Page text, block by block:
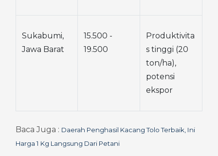
Sukabumi,
Jawa Barat
15.500 -
19.500
Produktivita
s tinggi (20
ton/ha),
potensi
ekspor
Baca Juga : Daerah Penghasil Kacang Tolo Terbaik, Ini
Harga 1 Kg Langsung Dari Petani